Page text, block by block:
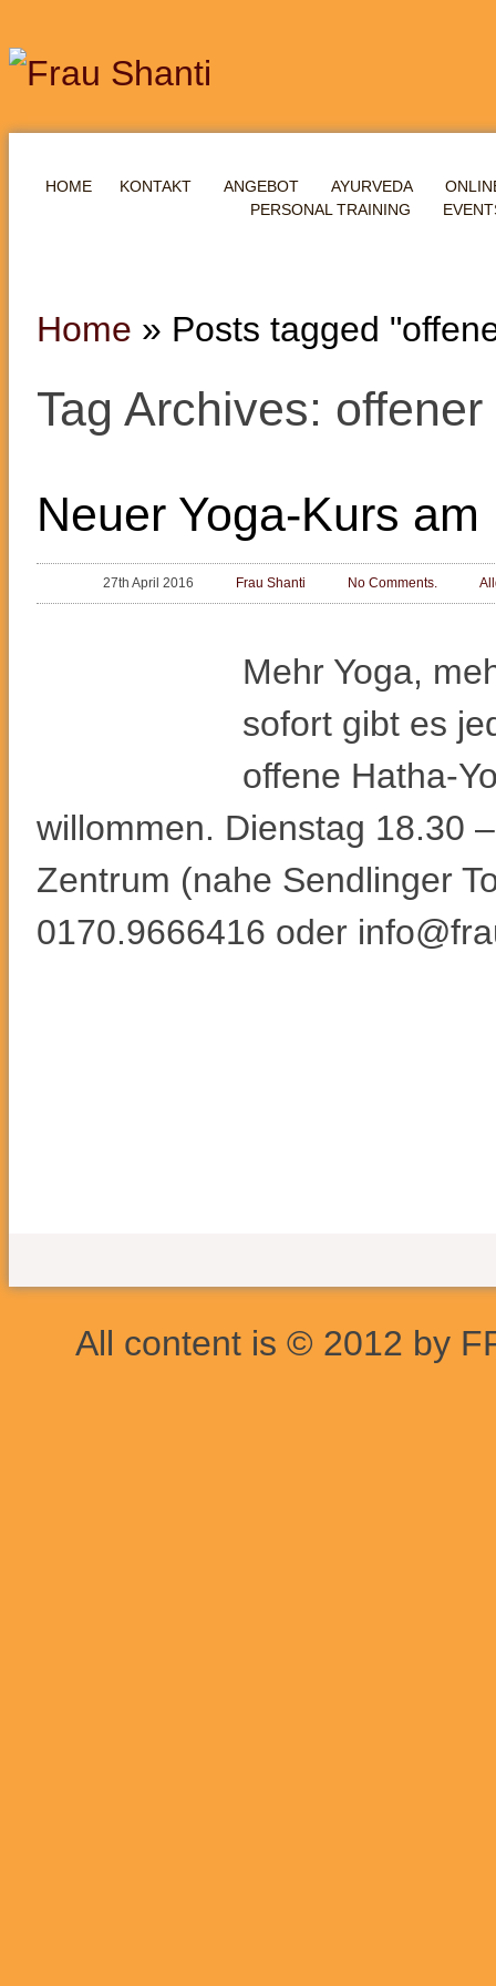
HOME KONTAKT ANGEBOT AYURVEDA
PERSONAL TRAINING
Home » Posts tagged
Tag Archives:
Neuer Yoga-Kurs
27th April 2016 Frau Shanti No Comments.
Mehr Yoga,
sofort gibt es
offene Hatha-
willommen. Dienstag 18.30
Zentrum (nahe Sendlinger
0170.9666416 oder
All content is © 2012 by